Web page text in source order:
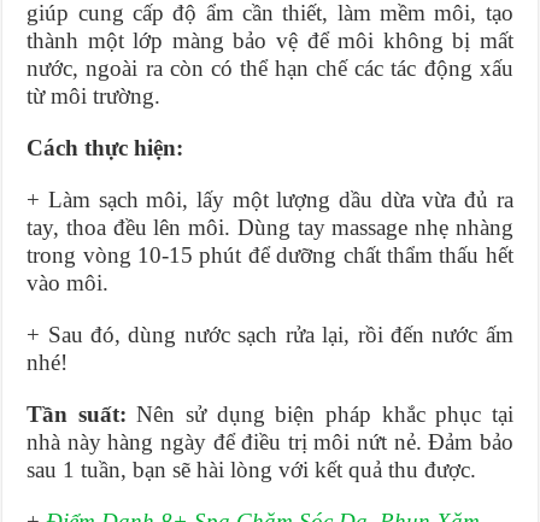
giúp cung cấp độ ẩm cần thiết, làm mềm môi, tạo
thành một lớp màng bảo vệ để môi không bị mất
nước, ngoài ra còn có thể hạn chế các tác động xấu
từ môi trường.
Cách thực hiện:
+ Làm sạch môi, lấy một lượng dầu dừa vừa đủ ra
tay, thoa đều lên môi. Dùng tay massage nhẹ nhàng
trong vòng 10-15 phút để dưỡng chất thẩm thấu hết
vào môi.
+ Sau đó, dùng nước sạch rửa lại, rồi đến nước ấm
nhé!
Tần suất: Nên sử dụng biện pháp khắc phục tại
nhà này hàng ngày để điều trị môi nứt nẻ. Đảm bảo
sau 1 tuần, bạn sẽ hài lòng với kết quả thu được.